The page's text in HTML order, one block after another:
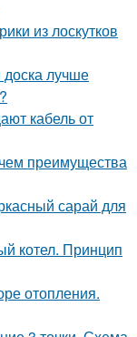
из лоскутков
доска лучше
кабель от
преимущества
сарай для
котел. Принцип
отопления.